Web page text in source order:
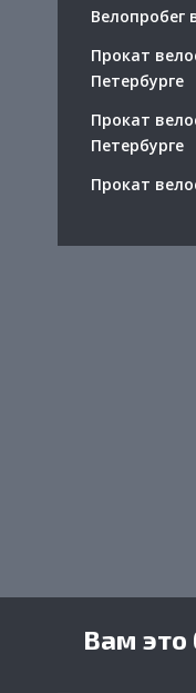
Велопробег
Прокат
Петербурге
Прокат
Петербурге
Прокат
Вам это